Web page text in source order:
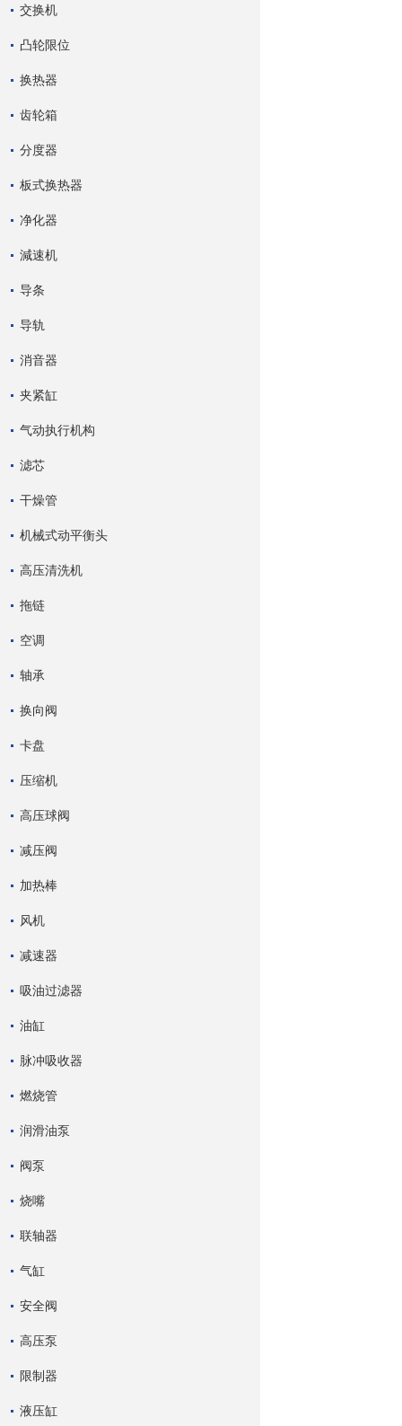
交换机
凸轮限位
换热器
齿轮箱
分度器
板式换热器
净化器
減速机
导条
导轨
消音器
夹紧缸
气动执行机构
滤芯
干燥管
机械式动平衡头
高压清洗机
拖链
空调
轴承
换向阀
卡盘
压缩机
高压球阀
减压阀
加热棒
风机
减速器
吸油过滤器
油缸
脉冲吸收器
燃烧管
润滑油泵
阀泵
烧嘴
联轴器
气缸
安全阀
高压泵
限制器
液压缸